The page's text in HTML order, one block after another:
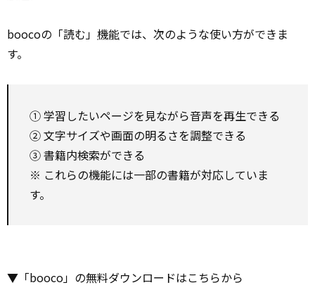
boocoの「読む」 機能では、次のような使い方ができま
す。
① 学習したいページを見ながら音声を再生できる
② 文字サイズや画面の明るさを調整できる
③ 書籍内検索ができる
※ これらの機能には一部の書籍が対応していま
す。
▼「booco」の無料ダウンロードはこちらから